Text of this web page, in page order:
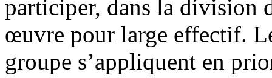
participer, dans la division
œuvre pour large effectif.
groupe s’appliquent en